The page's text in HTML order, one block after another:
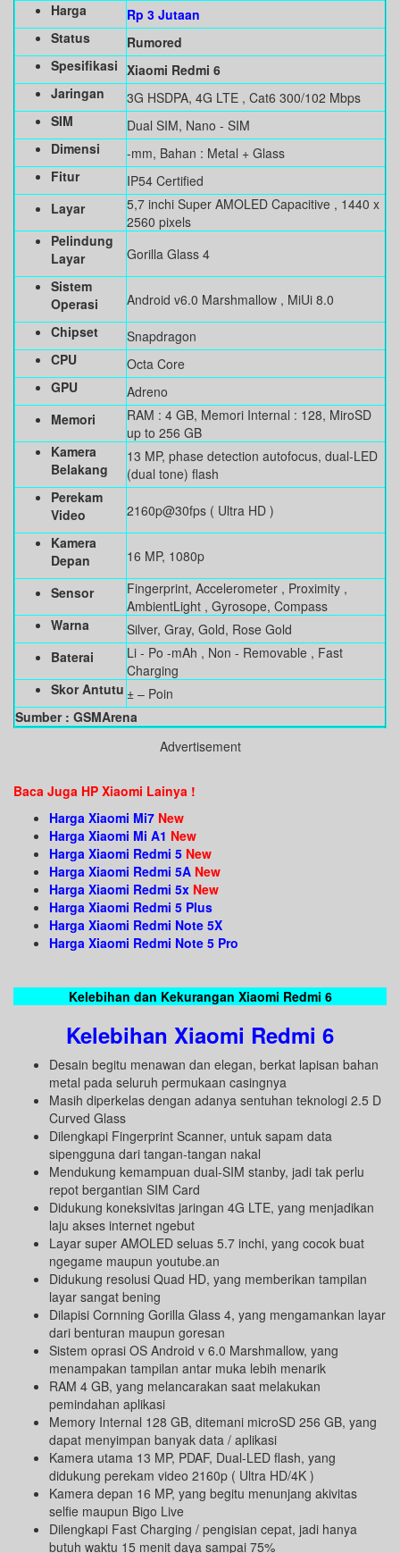
Harga
Rp 3 Jutaan
Status
Rumored
Spesifikasi Xiaomi Redmi 6
Jaringan
3G HSDPA, 4G LTE , Cat6 300/102 Mbps
SIM
Dual SIM, Nano - SIM
Dimensi
-mm, Bahan : Metal + Glass
Fitur
IP54 Certified
Layar
5,7 inchi Super AMOLED Capacitive , 1440 x
2560 pixels
Pelindung
Layar
Gorilla Glass 4
Sistem
Operasi
Android v6.0 Marshmallow , MiUi 8.0
Chipset
Snapdragon
CPU
Octa Core
GPU
Adreno
Memori
RAM : 4 GB, Memori Internal : 128, MiroSD
up to 256 GB
Kamera
Belakang
13 MP, phase detection autofocus, dual-LED
(dual tone) flash
Perekam
Video
2160p@30fps ( Ultra HD )
Kamera
Depan
16 MP, 1080p
Sensor
Fingerprint, Accelerometer , Proximity ,
AmbientLight , Gyrosope, Compass
Warna
Silver, Gray, Gold, Rose Gold
Baterai
Li - Po -mAh , Non - Removable , Fast
Charging
Skor Antutu ± – Poin
Sumber : GSMArena
Advertisement
Baca Juga HP Xiaomi Lainya !
Harga Xiaomi Mi7 New
Harga Xiaomi Mi A1 New
Harga Xiaomi Redmi 5 New
Harga Xiaomi Redmi 5A New
Harga Xiaomi Redmi 5x New
Harga Xiaomi Redmi 5 Plus
Harga Xiaomi Redmi Note 5X
Harga Xiaomi Redmi Note 5 Pro
Kelebihan dan Kekurangan Xiaomi Redmi 6
Kelebihan Xiaomi Redmi 6
Desain begitu menawan dan elegan, berkat lapisan bahan
metal pada seluruh permukaan casingnya
Masih diperkelas dengan adanya sentuhan teknologi 2.5 D
Curved Glass
Dilengkapi Fingerprint Scanner, untuk sapam data
sipengguna dari tangan-tangan nakal
Mendukung kemampuan dual-SIM stanby, jadi tak perlu
repot bergantian SIM Card
Didukung koneksivitas jaringan 4G LTE, yang menjadikan
laju akses internet ngebut
Layar super AMOLED seluas 5.7 inchi, yang cocok buat
ngegame maupun youtube.an
Didukung resolusi Quad HD, yang memberikan tampilan
layar sangat bening
Dilapisi Cornning Gorilla Glass 4, yang mengamankan layar
dari benturan maupun goresan
Sistem oprasi OS Android v 6.0 Marshmallow, yang
menampakan tampilan antar muka lebih menarik
RAM 4 GB, yang melancarakan saat melakukan
pemindahan aplikasi
Memory Internal 128 GB, ditemani microSD 256 GB, yang
dapat menyimpan banyak data / aplikasi
Kamera utama 13 MP, PDAF, Dual-LED flash, yang
didukung perekam video 2160p ( Ultra HD/4K )
Kamera depan 16 MP, yang begitu menunjang akivitas
selfie maupun Bigo Live
Dilengkapi Fast Charging / pengisian cepat, jadi hanya
butuh waktu 15 menit daya sampai 75%